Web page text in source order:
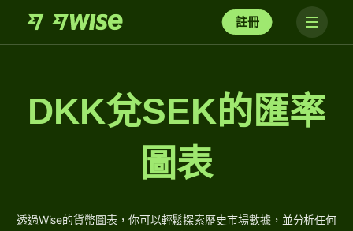
註冊
DKK兌SEK的匯率
圖表
透過Wise的貨幣圖表，你可以輕鬆探索歷史市場數據，並分析任何